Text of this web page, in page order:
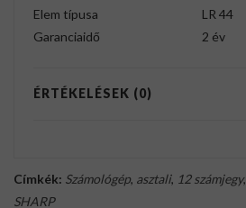
Elem típusa
LR 44
Garanciaidő
2 év
ÉRTÉKELÉSEK (0)
Címkék: Számológép, asztali, 12 számjegy,
SHARP